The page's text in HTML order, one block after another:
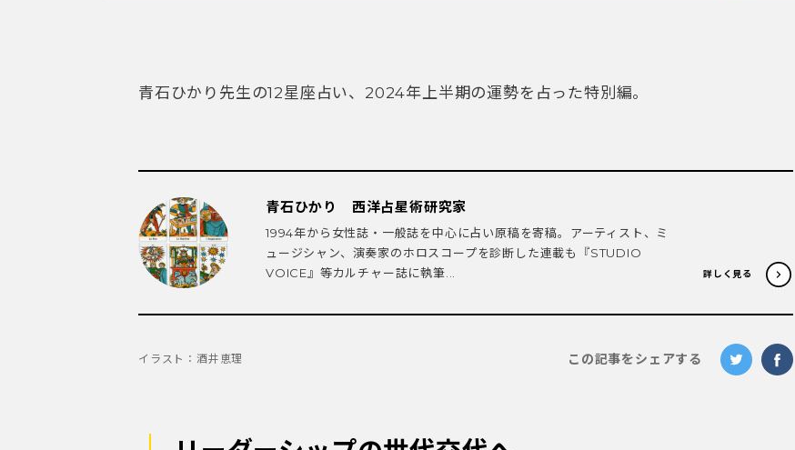
青石ひかり先生の12星座占い、2024年上半期の運勢を占った特別編。
青石ひかり 西洋占星術研究家
1994年から女性誌・一般誌を中心に占い原稿を寄稿。アーティスト、ミ
ュージシャン、演奏家のホロスコープを診断した連載も『STUDIO
VOICE』等カルチャー誌に執筆...
詳しく見る
イラスト：酒井恵理 この記事をシェアする